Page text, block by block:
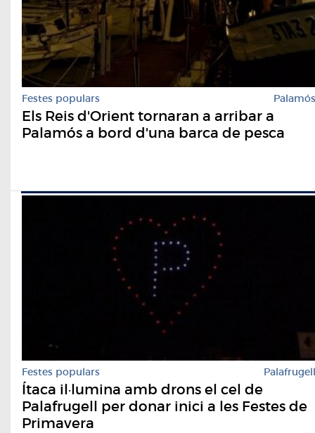
Festes populars Palamós
Els Reis d'Orient tornaran a arribar a
Palamós a bord d'una barca de pesca
Festes populars Palafrugell
Ítaca il·lumina amb drons el cel de
Palafrugell per donar inici a les Festes de
Primavera